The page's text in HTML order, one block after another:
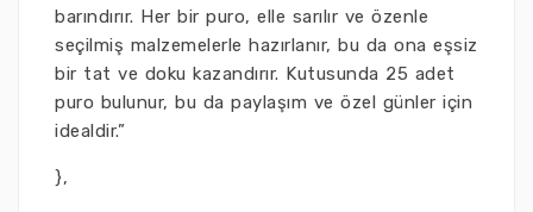
barındırır. Her bir puro, elle sarılır ve özenle
seçilmiş malzemelerle hazırlanır, bu da ona eşsiz
bir tat ve doku kazandırır. Kutusunda 25 adet
puro bulunur, bu da paylaşım ve özel günler için
idealdir.”
},